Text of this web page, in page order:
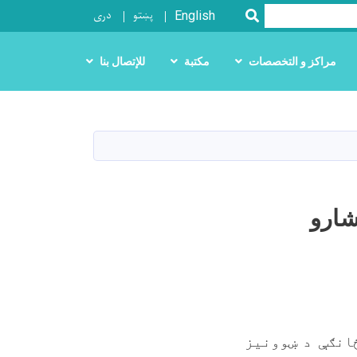
SEARCH
English پښتو دری
مراكز و التخصصات مكتبة للإتصال بنا
اشارو
د ښوونيز